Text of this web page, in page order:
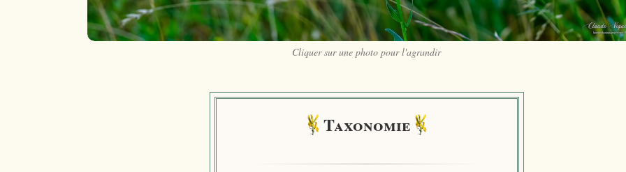
Cliquer sur une photo pour l'agrandir
Taxonomie